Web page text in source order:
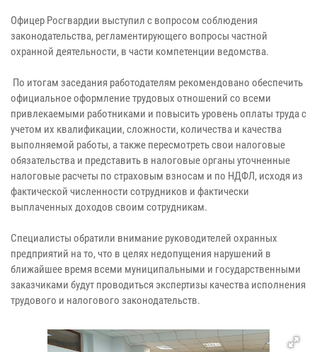
Офицер Росгвардии выступил с вопросом соблюдения
законодательства, регламентирующего вопросы частной
охранной деятельности, в части компетенции ведомства.
По итогам заседания работодателям рекомендовано обеспечить
официальное оформление трудовых отношений со всеми
привлекаемыми работниками и повысить уровень оплаты труда с
учетом их квалификации, сложности, количества и качества
выполняемой работы, а также пересмотреть свои налоговые
обязательства и представить в налоговые органы уточненные
налоговые расчеты по страховым взносам и по НДФЛ, исходя из
фактической численности сотрудников и фактически
выплаченных доходов своим сотрудникам.
Специалисты обратили внимание руководителей охранных
предприятий на то, что в целях недопущения нарушений в
ближайшее время всеми муниципальными и государственными
заказчиками будут проводиться экспертизы качества исполнения
трудового и налогового законодательств.